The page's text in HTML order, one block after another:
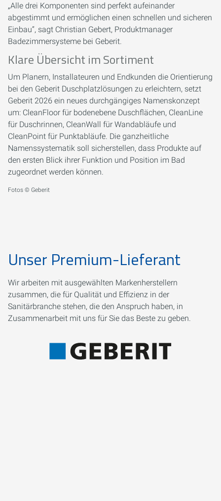
„Alle drei Komponenten sind perfekt aufeinander
abgestimmt und ermöglichen einen schnellen und sicheren
Einbau“, sagt Christian Gebert, Produktmanager
Badezimmersysteme bei Geberit.
Klare Übersicht im Sortiment
Um Planern, Installateuren und Endkunden die Orientierung
bei den Geberit Duschplatzlösungen zu erleichtern, setzt
Geberit 2026 ein neues durchgängiges Namenskonzept
um: CleanFloor für bodenebene Duschflächen, CleanLine
für Duschrinnen, CleanWall für Wandabläufe und
CleanPoint für Punktabläufe. Die ganzheitliche
Namenssystematik soll sicherstellen, dass Produkte auf
den ersten Blick ihrer Funktion und Position im Bad
zugeordnet werden können.
Fotos © Geberit
Unser Premium-Lieferant
Wir arbeiten mit ausgewählten Markenherstellern
zusammen, die für Qualität und Effizienz in der
Sanitärbranche stehen, die den Anspruch haben, in
Zusammenarbeit mit uns für Sie das Beste zu geben.